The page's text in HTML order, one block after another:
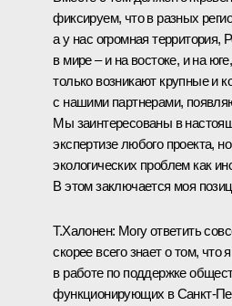
фиксируем, что в разных
а у нас огромная
в мире – и на востоке, и на
только возникают крупные и
с нашими партнерами,
Мы заинтересованы в
экспертизе любого проекта,
экологических проблем как
В этом заключается моя
Т.Халонен: Могу ответить
скорее всего знает о том, что
в работе по поддержке
функционирующих в Санкт-